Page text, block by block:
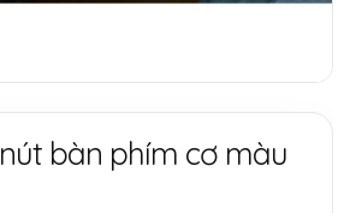
bàn phím cơ màu